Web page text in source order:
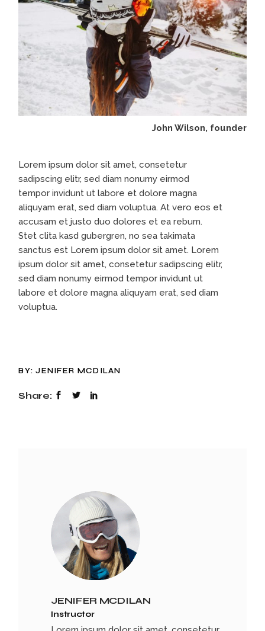
John Wilson, founder
Lorem ipsum dolor sit amet, consetetur
sadipscing elitr, sed diam nonumy eirmod
tempor invidunt ut labore et dolore magna
aliquyam erat, sed diam voluptua. At vero eos et
accusam et justo duo dolores et ea rebum.
Stet clita kasd gubergren, no sea takimata
sanctus est Lorem ipsum dolor sit amet. Lorem
ipsum dolor sit amet, consetetur sadipscing elitr,
sed diam nonumy eirmod tempor invidunt ut
labore et dolore magna aliquyam erat, sed diam
voluptua.
BY: JENIFER MCDILAN
Share:
JENIFER MCDILAN
Instructor